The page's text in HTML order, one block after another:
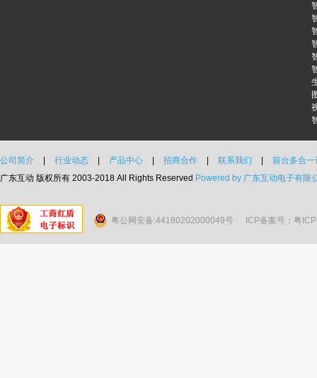
公司简介 行业动态 产品中心 招商合作 联系我们
前台多合一
广东互动 版权所有 2003-2018 All Rights Reserved Powered by 广东互动电子有限
粤公网安备:44180202000049号 ICP备案号：粤